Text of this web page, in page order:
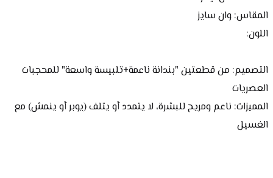
المقاس: وان سايز
اللون:
العصريات
الغسيل